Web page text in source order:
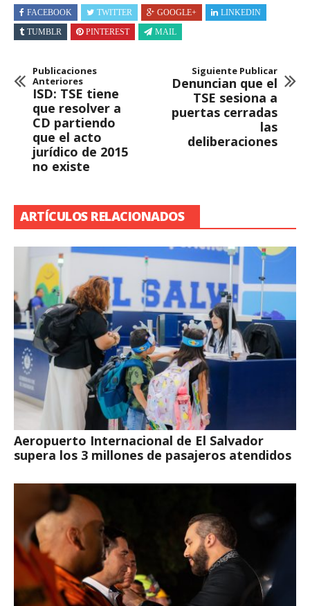
FACEBOOK TWITTER GOOGLE+
LINKEDIN
TUMBLR
PINTEREST MAIL
Publicaciones
Anteriores
ISD: TSE tiene
que resolver a
CD partiendo
que el acto
jurídico de 2015
no existe
Siguiente Publicar
Denuncian que el
TSE sesiona a
puertas cerradas
las
deliberaciones
ARTÍCULOS RELACIONADOS
Aeropuerto Internacional de El Salvador
supera los 3 millones de pasajeros atendidos